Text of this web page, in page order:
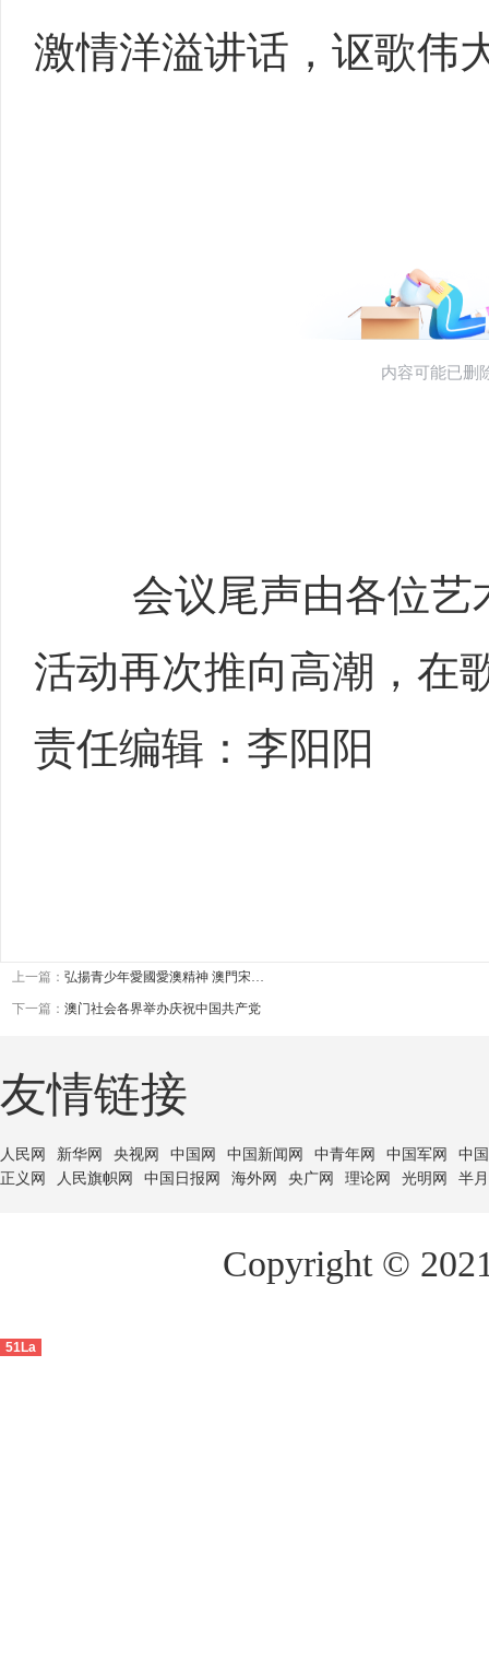
激情洋溢讲话，讴歌伟
会议尾声由各位艺
活动再次推向高潮，在
责任编辑：李阳阳
上一篇： 弘揚青少年愛國愛澳精神 澳門宋…
下一篇： 澳门社会各界举办庆祝中国共产党
友情链接
人民网 新华网 央视网 中国网 中国新闻网 中青年网 中国军网
中
正义网
人民旗帜网 中国日报网 海外网 央广网 理论网 光明网 半
Copyright ©
51La